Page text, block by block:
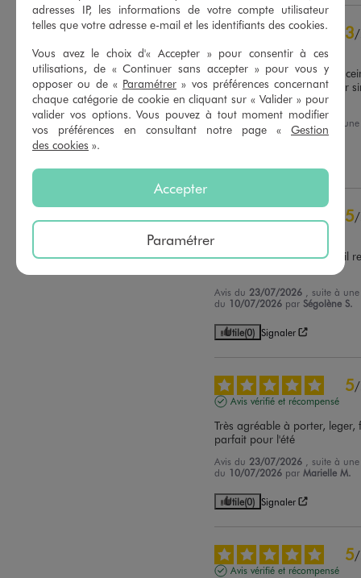
5étoiles
20
4étoiles
4
3étoiles
2
2étoiles
0
1étoile 1
Trier les avis
3/
Avis vérifié et récompensé
Élastique déformé au dos,
ne tient pas. Dommage car
joli.
Avis du23/07/2026 , suite à une
du10/07/2026 parVirginie T.
5/
Parfait , avec un petit rose il
Avis du 23/07/2026
, suite à
du 10/07/2026 par Ségolène S.
Utile(0) Signaler
5/
Avis vérifié et récompensé
Très agréable à porter, leger,
parfait pour l'été
Avis du 23/07/2026
, suite à
du 10/07/2026 parMarielle M.
Utile(0) Signaler
5/
Avis vérifié et récompensé
adresses IP, les informations de votre compte utilisateur
telles que votre adresse e-mail et les identifiants des cookies.
Vous avez le choix d'« Accepter » pour consentir à ces
utilisations, de « Continuer sans accepter » pour vous y
opposer ou de « Paramétrer » vos préférences concernant
chaque catégorie de cookie en cliquant sur « Valider » pour
valider vos options. Vous pouvez à tout moment modifier
vos préférences en consultant notre page « Gestion
des cookies ».
Accepter
Paramétrer